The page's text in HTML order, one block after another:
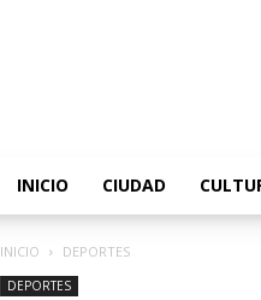
INICIO CIUDAD
INICIO DEPORTES
DEPORTES